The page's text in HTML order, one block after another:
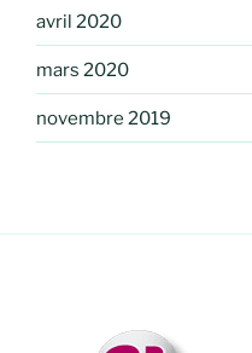
avril 2020
mars 2020
novembre 2019